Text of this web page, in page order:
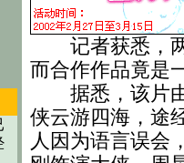
记者获悉，两
而合作作品竟是
据悉，该片由
侠云游四海，途
人因为语言误会